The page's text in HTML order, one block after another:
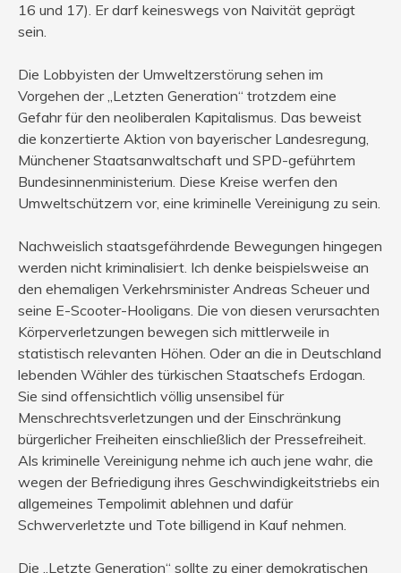
16 und 17). Er darf keineswegs von Naivität geprägt
sein.
Die Lobbyisten der Umweltzerstörung sehen im
Vorgehen der „Letzten Generation“ trotzdem eine
Gefahr für den neoliberalen Kapitalismus. Das beweist
die konzertierte Aktion von bayerischer Landesregung,
Münchener Staatsanwaltschaft und SPD-geführtem
Bundesinnenministerium. Diese Kreise werfen den
Umweltschützern vor, eine kriminelle Vereinigung zu sein.
Nachweislich staatsgefährdende Bewegungen hingegen
werden nicht kriminalisiert. Ich denke beispielsweise an
den ehemaligen Verkehrsminister Andreas Scheuer und
seine E-Scooter-Hooligans. Die von diesen verursachten
Körperverletzungen bewegen sich mittlerweile in
statistisch relevanten Höhen. Oder an die in Deutschland
lebenden Wähler des türkischen Staatschefs Erdogan.
Sie sind offensichtlich völlig unsensibel für
Menschrechtsverletzungen und der Einschränkung
bürgerlicher Freiheiten einschließlich der Pressefreiheit.
Als kriminelle Vereinigung nehme ich auch jene wahr, die
wegen der Befriedigung ihres Geschwindigkeitstriebs ein
allgemeines Tempolimit ablehnen und dafür
Schwerverletzte und Tote billigend in Kauf nehmen.
Die „Letzte Generation“ sollte zu einer demokratischen